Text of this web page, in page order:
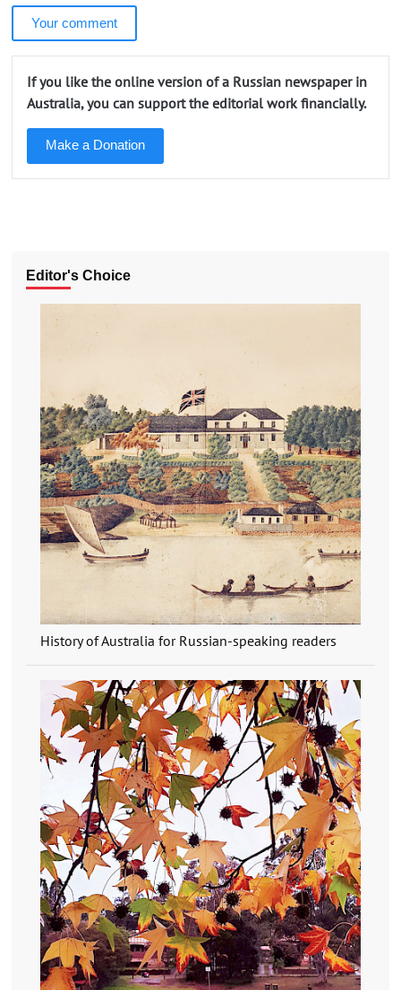
Your comment
If you like the online version of a Russian newspaper in
Australia, you can support the editorial work financially.
Make a Donation
Editor's Choice
History of Australia for Russian-speaking readers